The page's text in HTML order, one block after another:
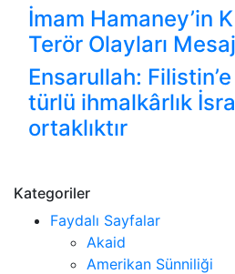
İmam Hamaney’in
Terör Olayları
Ensarullah:
türlü ihmalkârlık
ortaklıktır
Kategoriler
Faydalı Sayfalar
Akaid
Amerikan Sünniliği